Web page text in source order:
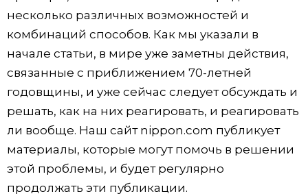
несколько различных возможностей и
комбинаций способов. Как мы указали в
начале статьи, в мире уже заметны действия,
связанные с приближением 70-летней
годовщины, и уже сейчас следует обсуждать и
решать, как на них реагировать, и реагировать
ли вообще. Наш сайт nippon.com публикует
материалы, которые могут помочь в решении
этой проблемы, и будет регулярно
продолжать эти публикации.